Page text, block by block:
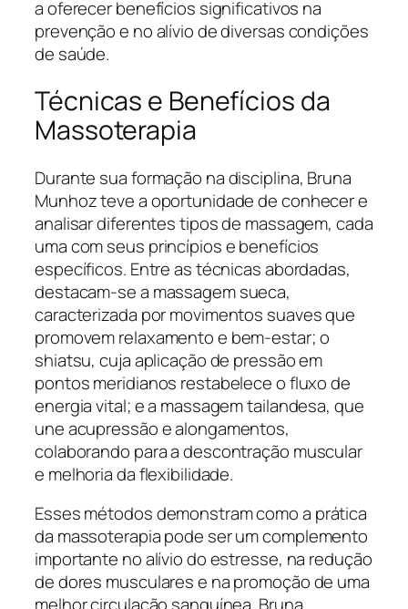
a oferecer benefícios significativos na
prevenção e no alívio de diversas condições
de saúde.
Técnicas e Benefícios da
Massoterapia
Durante sua formação na disciplina, Bruna
Munhoz teve a oportunidade de conhecer e
analisar diferentes tipos de massagem, cada
uma com seus princípios e benefícios
específicos. Entre as técnicas abordadas,
destacam-se a massagem sueca,
caracterizada por movimentos suaves que
promovem relaxamento e bem-estar; o
shiatsu, cuja aplicação de pressão em
pontos meridianos restabelece o fluxo de
energia vital; e a massagem tailandesa, que
une acupressão e alongamentos,
colaborando para a descontração muscular
e melhoria da flexibilidade.
Esses métodos demonstram como a prática
da massoterapia pode ser um complemento
importante no alívio do estresse, na redução
de dores musculares e na promoção de uma